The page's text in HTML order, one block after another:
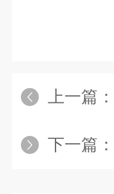
上一篇：
下一篇：